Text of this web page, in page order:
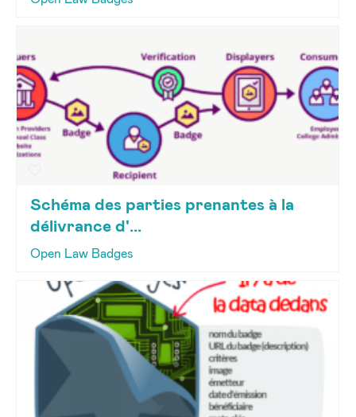
Schéma des parties prenantes à la
délivrance d'...
Open Law Badges